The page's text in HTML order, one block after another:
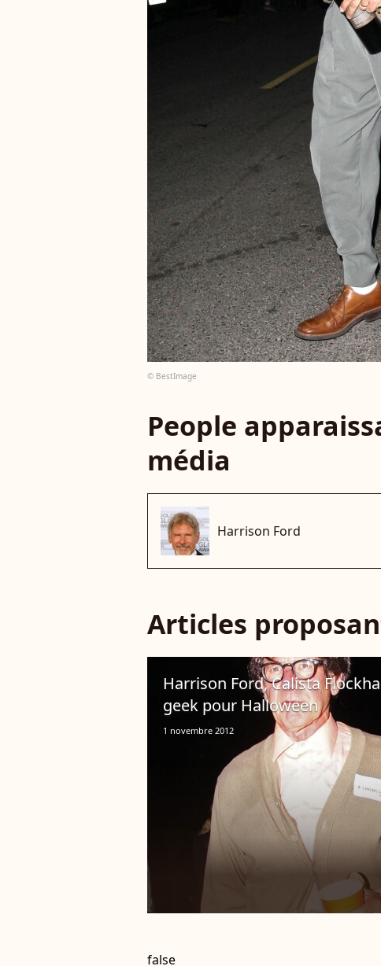
© BestImage
People
média
Harrison Ford
Articles
Harrison Ford, Calista
geek pour Halloween
1 novembre 2012
false